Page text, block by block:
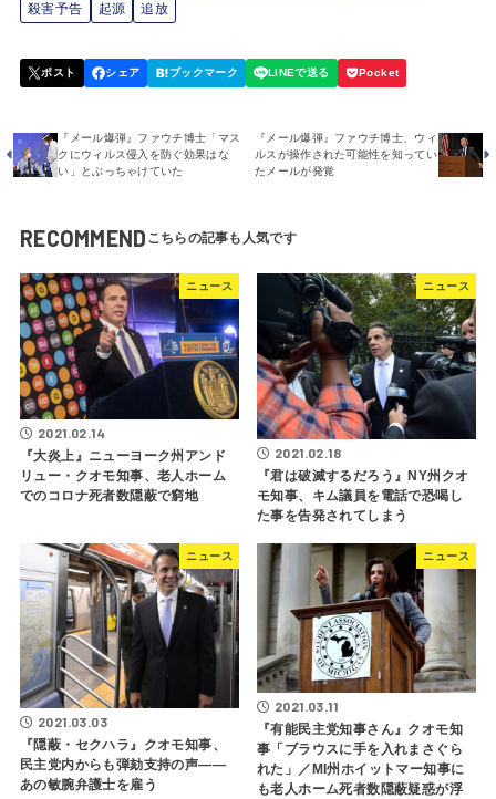
殺害予告
起源 追放
『メール爆弾』ファウチ博士「マス
クにウィルス侵入を防ぐ効果はな
い」とぶっちゃけていた
『メール爆弾』ファウチ博士、ウィ
ルスが操作された可能性を知ってい
たメールが発覚
RECOMMEND
ニュース
2021.02.14
『大炎上』ニューヨーク州アンド
リュー・クオモ知事、老人ホーム
でのコロナ死者数隠蔽で窮地
ニュース
2021.02.18
『君は破滅するだろう』NY州クオ
モ知事、キム議員を電話で恐喝し
た事を告発されてしまう
ニュース
2021.03.03
『隠蔽・セクハラ』クオモ知事、
民主党内からも弾劾支持の声――
あの敏腕弁護士を雇う
ニュース
2021.03.11
『有能民主党知事さん』クオモ知
事「ブラウスに手を入れまさぐら
れた」／MI州ホイットマー知事に
も老人ホーム死者数隠蔽疑惑が浮